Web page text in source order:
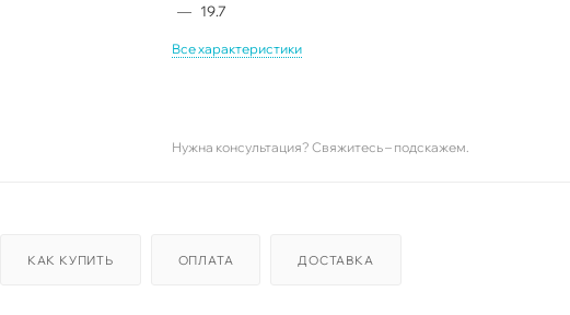
— 19.7
Все характеристики
Нужна консультация? Свяжитесь – подскажем.
КАК КУПИТЬ ОПЛАТА ДОСТАВКА